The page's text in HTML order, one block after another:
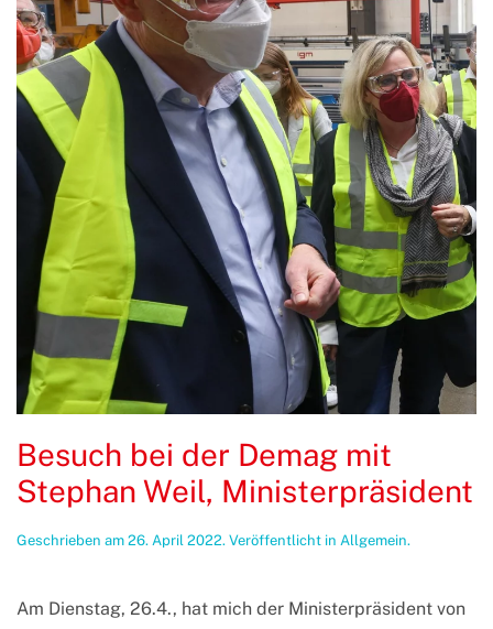
Besuch bei der Demag mit
Stephan Weil, Ministerpräsident
Geschrieben am 26. April 2022. Veröffentlicht in Allgemein.
Am Dienstag, 26.4., hat mich der Ministerpräsident von